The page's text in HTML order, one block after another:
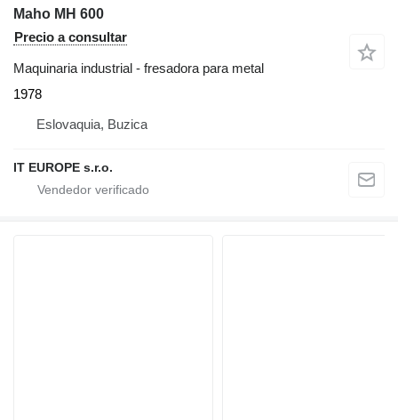
Maho MH 600
Precio a consultar
Maquinaria industrial - fresadora para metal
1978
Eslovaquia, Buzica
IT EUROPE s.r.o.